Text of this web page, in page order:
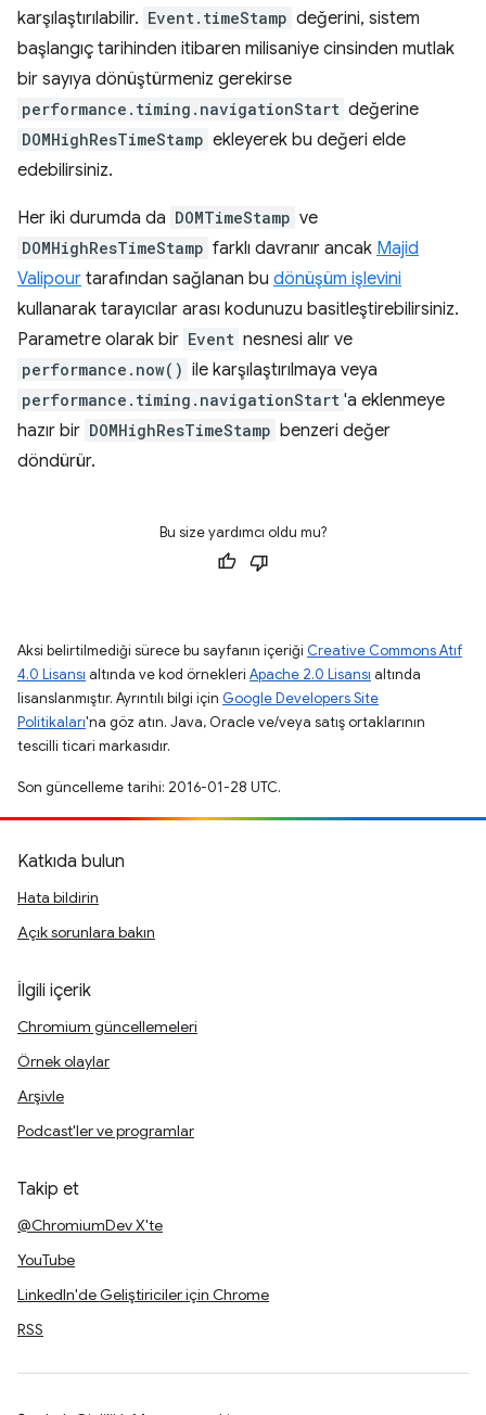
karşılaştırılabilir. Event.timeStamp değerini, sistem
başlangıç tarihinden itibaren milisaniye cinsinden mutlak
bir sayıya dönüştürmeniz gerekirse
performance.timing.navigationStart değerine
DOMHighResTimeStamp ekleyerek bu değeri elde
edebilirsiniz.
Her iki durumda da DOMTimeStamp ve
DOMHighResTimeStamp farklı davranır ancak Majid
Valipour tarafından sağlanan bu dönüşüm işlevini
kullanarak tarayıcılar arası kodunuzu basitleştirebilirsiniz.
Parametre olarak bir Event nesnesi alır ve
performance.now() ile karşılaştırılmaya veya
performance.timing.navigationStart 'a eklenmeye
hazır bir DOMHighResTimeStamp benzeri değer
döndürür.
Bu size yardımcı oldu mu?
Aksi belirtilmediği sürece bu sayfanın içeriği Creative Commons Atıf
4.0 Lisansı altında ve kod örnekleri Apache 2.0 Lisansı altında
lisanslanmıştır. Ayrıntılı bilgi için Google Developers Site
Politikaları'na göz atın. Java, Oracle ve/veya satış ortaklarının
tescilli ticari markasıdır.
Son güncelleme tarihi: 2016-01-28 UTC.
Katkıda bulun
Hata bildirin
Açık sorunlara bakın
İlgili içerik
Chromium güncellemeleri
Örnek olaylar
Arşivle
Podcast'ler ve programlar
Takip et
@ChromiumDev X'te
YouTube
LinkedIn'de Geliştiriciler için Chrome
RSS